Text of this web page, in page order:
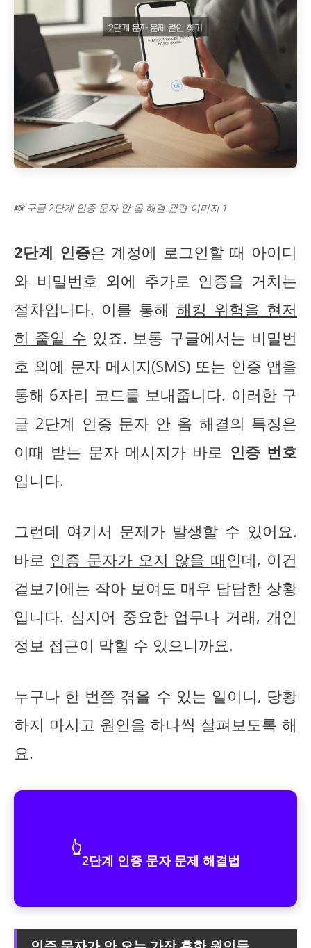
📸 구글 2단계 인증 문자 안 옴 해결 관련 이미지 1
2단계 인증은 계정에 로그인할 때 아이디
와 비밀번호 외에 추가로 인증을 거치는
절차입니다. 이를 통해 해킹 위험을 현저
히 줄일 수 있죠. 보통 구글에서는 비밀번
호 외에 문자 메시지(SMS) 또는 인증 앱을
통해 6자리 코드를 보내줍니다. 이러한 구
글 2단계 인증 문자 안 옴 해결의 특징은
이때 받는 문자 메시지가 바로 인증 번호
입니다.
그런데 여기서 문제가 발생할 수 있어요.
바로 인증 문자가 오지 않을 때인데, 이건
겉보기에는 작아 보여도 매우 답답한 상황
입니다. 심지어 중요한 업무나 거래, 개인
정보 접근이 막힐 수 있으니까요.
누구나 한 번쯤 겪을 수 있는 일이니, 당황
하지 마시고 원인을 하나씩 살펴보도록 해
요.
👆
2단계 인증 문자 문제 해결법